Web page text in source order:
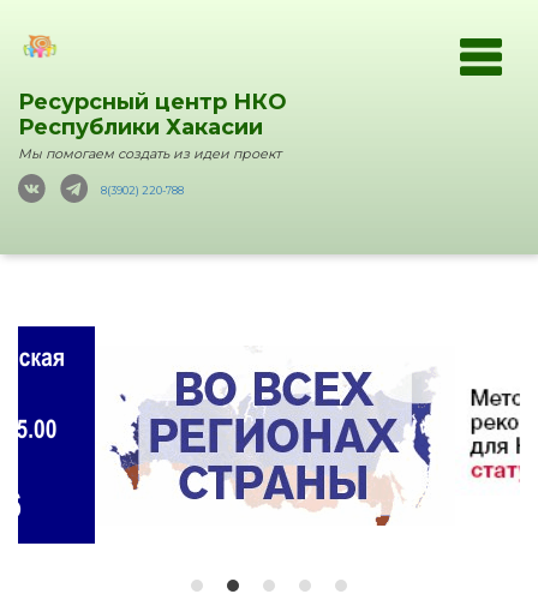
Ресурсный центр НКО
Республики Хакасии
Мы помогаем создать из идеи проект
8(3902) 220-788